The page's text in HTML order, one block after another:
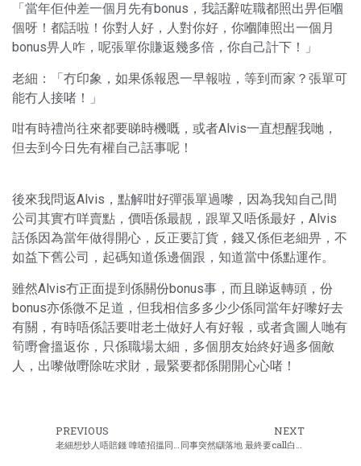
「當年佢仲差一個月先有bonus，我話辭咗職都照出畀佢嗰
個呀！都話啦！你對人好，人對你好，你嗰陣照出一個月
bonus畀人咋，呢張單你賺返幾多倍，你自己計下！」
老細：「冇印象，如果係報恩一早報啦，等到而家？張單可
能冇人接啫！」
咁有時禮尚往來都要睇時機嘅，或者Alvis一直想醒我哋，
但去到今日先有權自己話事呢！
後來我問返Alvis，點解咁好彈張單過嚟，因為我知自己間
公司其實冇咩賣點，價唔係最靚，跟單又唔係最好，Alvis
話係因為當年做得開心，反正要訂貨，錢又係佢老細畀，不
如益下舊公司，起碼知道係邊個跟，知道當中係點運作。
雖然Alvis冇正面提到係關份bonus事，而且睇返轉頭，份
bonus亦係微不足道，但我相信多多少少係同當年好嚟好去
有關，有時唔係話要咁老土做好人有好報，或者貪圖人哋有
筍嘢會搵返你，只係職場太細，多個朋友始終好過多個敵
人，出嚟做嘢除咗求財，最緊要都係開開心心啫！
PREVIOUS
老細想炒人唔賠錢 嗱喳招搵同事出面
NEXT
同事突然瞓落地 最終要call白車嚟